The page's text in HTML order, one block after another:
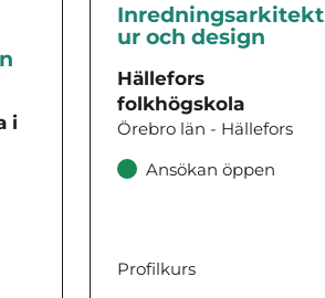
i
Inredningsarkitekt
ur och design
Hällefors
folkhögskola
Örebro län - Hällefors
Ansökan öppen
Profilkurs